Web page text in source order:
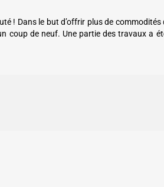
! Dans le but d’offrir plus de
coup de neuf. Une partie des travaux a